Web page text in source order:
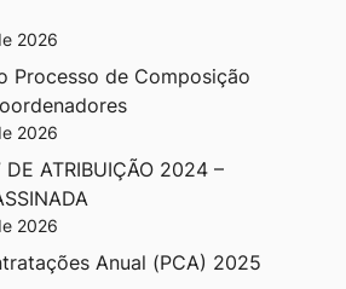
2026
Processo de Composição
2026
DE ATRIBUIÇÃO 2024 –
2026
Anual (PCA) 2025